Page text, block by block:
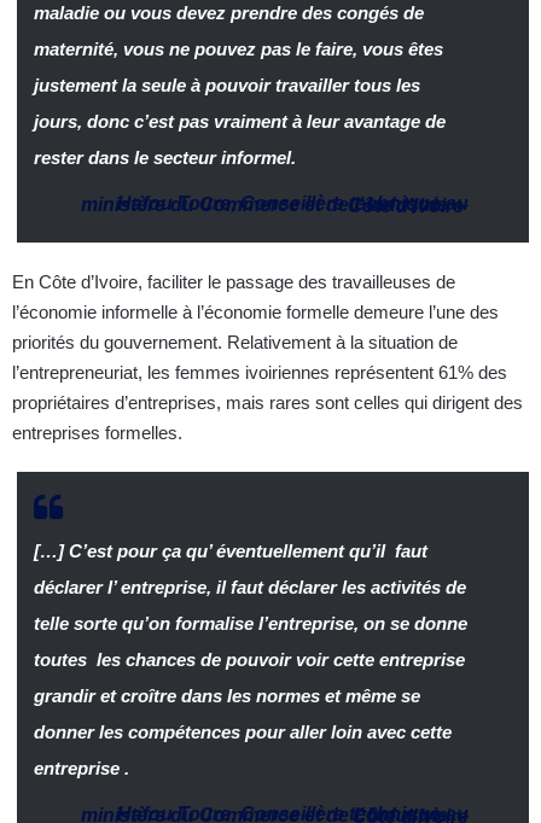
maladie ou vous devez prendre des congés de
maternité, vous ne pouvez pas le faire, vous êtes
justement la seule à pouvoir travailler tous les
jours, donc c’est pas vraiment à leur avantage de
rester dans le secteur informel.
Hafou Toure,
Conseillère technique au ministère du Commerce et de l’ Industrie–
Côte d’Ivoire
En Côte d’Ivoire, faciliter le passage des travailleuses de
l’économie informelle à l’économie formelle demeure l’une des
priorités du gouvernement. Relativement à la situation de
l’entrepreneuriat, les femmes ivoiriennes représentent 61% des
propriétaires d’entreprises, mais rares sont celles qui dirigent des
entreprises formelles.
[…] C’est pour ça qu’ éventuellement qu’il faut
déclarer l’ entreprise, il faut déclarer les activités de
telle sorte qu’on formalise l’entreprise, on se donne
toutes les chances de pouvoir voir cette entreprise
grandir et croître dans les normes et même se
donner les compétences pour aller loin avec cette
entreprise .
Hafou Toure,
Conseillère technique au ministère du Commerce et de l’ Industrie–
Côte d’Ivoire